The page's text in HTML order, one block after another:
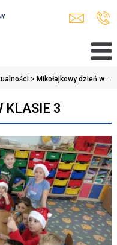
> Mikołajkowy dzień w ...
KLASIE 3